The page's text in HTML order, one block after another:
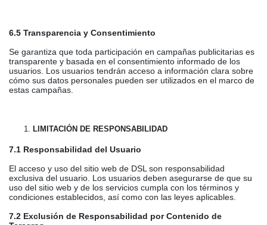
6.5 Transparencia y Consentimiento
Se garantiza que toda participación en campañas publicitarias es
transparente y basada en el consentimiento informado de los
usuarios. Los usuarios tendrán acceso a información clara sobre
cómo sus datos personales pueden ser utilizados en el marco de
estas campañas.
LIMITACIÓN DE RESPONSABILIDAD
7.1 Responsabilidad del Usuario
El acceso y uso del sitio web de DSL son responsabilidad
exclusiva del usuario. Los usuarios deben asegurarse de que su
uso del sitio web y de los servicios cumpla con los términos y
condiciones establecidos, así como con las leyes aplicables.
7.2 Exclusión de Responsabilidad por Contenido de